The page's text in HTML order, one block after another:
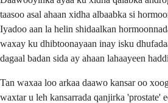
taasoo asal ahaan xidha albaabka si
Iyadoo aan la helin shidaalkan
waxay ku dhibtoonayaan inay isku
dagaal badan sida ay ahaan lahaayeen
Tan waxaa loo arkaa daawo kansar oo
waxtar u leh kansarrada qanjirka 'prostate'